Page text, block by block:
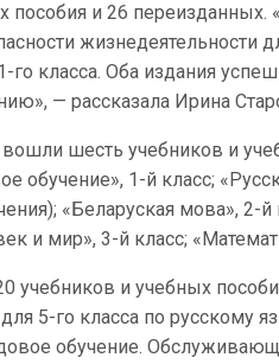
и 26 переизданных.
жизнедеятельности
го класса. Оба издания
— рассказала Ирина
шесть учебников и
обучение», 1-й класс;
«Беларуская мова», 2-
и мир», 3-й класс;
учебников и учебных
5-го класса по русскому
обучение.